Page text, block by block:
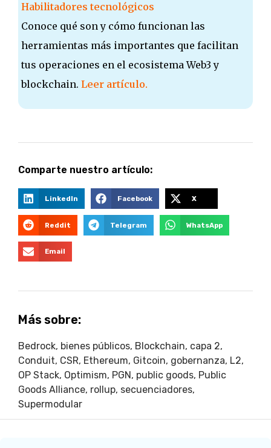
Habilitadores tecnológicos
Conoce qué son y cómo funcionan las
herramientas más importantes que facilitan
tus operaciones en el ecosistema Web3 y
blockchain. Leer artículo.
Comparte nuestro artículo:
LinkedIn Facebook X
Reddit Telegram WhatsApp
Email
Más sobre:
Bedrock, bienes públicos, Blockchain, capa 2,
Conduit, CSR, Ethereum, Gitcoin, gobernanza, L2,
OP Stack, Optimism, PGN, public goods, Public
Goods Alliance, rollup, secuenciadores,
Supermodular